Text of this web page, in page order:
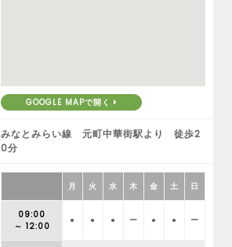
GOOGLE MAPで開く
みなとみらい線 元町中華街駅より 徒歩2
0分
月 火 水 木 金 土 日
09:00
～ 12:00
● ● ● ー ● ● ー